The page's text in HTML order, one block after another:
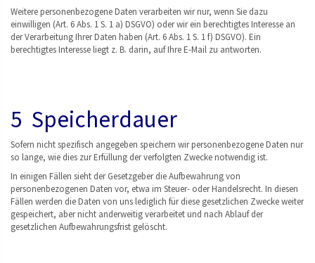
Weitere personenbezogene Daten verarbeiten wir nur, wenn Sie dazu
einwilligen (Art. 6 Abs. 1 S. 1 a) DSGVO) oder wir ein berechtigtes Interesse an
der Verarbeitung Ihrer Daten haben (Art. 6 Abs. 1 S. 1 f) DSGVO). Ein
berechtigtes Interesse liegt z. B. darin, auf Ihre E-Mail zu antworten.
5 Speicherdauer
Sofern nicht spezifisch angegeben speichern wir personenbezogene Daten nur
so lange, wie dies zur Erfüllung der verfolgten Zwecke notwendig ist.
In einigen Fällen sieht der Gesetzgeber die Aufbewahrung von
personenbezogenen Daten vor, etwa im Steuer- oder Handelsrecht. In diesen
Fällen werden die Daten von uns lediglich für diese gesetzlichen Zwecke weiter
gespeichert, aber nicht anderweitig verarbeitet und nach Ablauf der
gesetzlichen Aufbewahrungsfrist gelöscht.